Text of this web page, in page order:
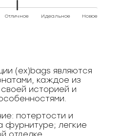
Отличное Идеальное Новое
(ex)bags являются
каждое из
историей и
потертости и
фурнитуре; легкие